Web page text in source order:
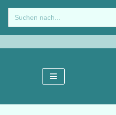
Zum
Inhalt
springen